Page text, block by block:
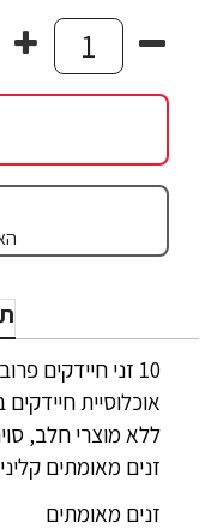
10 זני חיידקים פרוביוטיים
אוכלוסיית
ללא מוצרי חלב,
זנים מאומתים
זנים מאומתים